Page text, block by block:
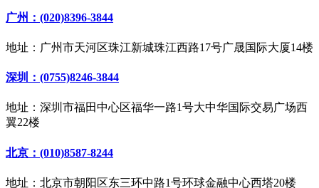
广州：(020)8396-3844
地址：广州市天河区珠江新城珠江西路17号广晟国际大厦14楼
深圳：(0755)8246-3844
地址：深圳市福田中心区福华一路1号大中华国际交易广场西
翼22楼
北京：(010)8587-8244
地址：北京市朝阳区东三环中路1号环球金融中心西塔20楼